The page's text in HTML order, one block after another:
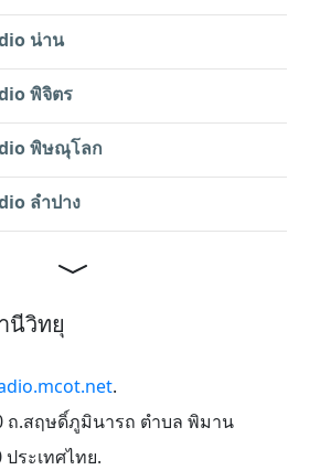
น่าน
พิจิตร
พิษณุโลก
ลำปาง
นีวิทยุ
.
ถ.สฤษดิ์ภูมินารถ ตำบล พิมาน
ระเทศไทย.